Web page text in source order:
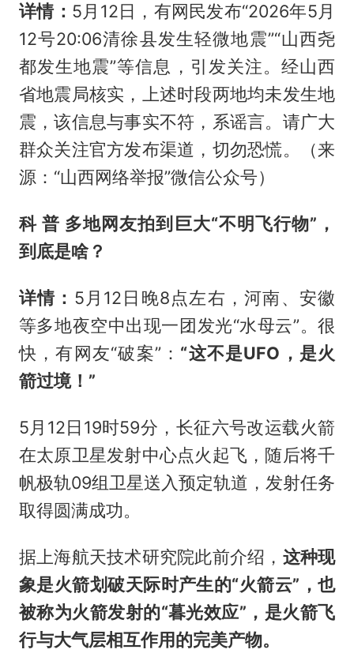
详情： 5月12日，有网民发布“2026年5月
12号20:06清徐县发生轻微地震”“山西尧
都发生地震”等信息，引发关注。经山西
省地震局核实，上述时段两地均未发生地
震，该信息与事实不符，系谣言。请广大
群众关注官方发布渠道，切勿恐慌。（来
源：“山西网络举报”微信公众号）
科 普 多地网友拍到巨大“不明飞行物”，
到底是啥？
详情： 5月12日晚8点左右，河南、安徽
等多地夜空中出现一团发光“水母云”。很
快，有网友“破案”： “这不是UFO，是火
箭过境！”
5月12日19时59分，长征六号改运载火箭
在太原卫星发射中心点火起飞，随后将千
帆极轨09组卫星送入预定轨道，发射任务
取得圆满成功。
据上海航天技术研究院此前介绍， 这种现
象是火箭划破天际时产生的“火箭云”，也
被称为火箭发射的“暮光效应”，是火箭飞
行与大气层相互作用的完美产物。